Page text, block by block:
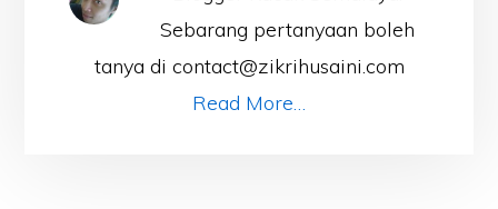
Sebarang pertanyaan boleh
tanya di contact@zikrihusaini.com
Read More…